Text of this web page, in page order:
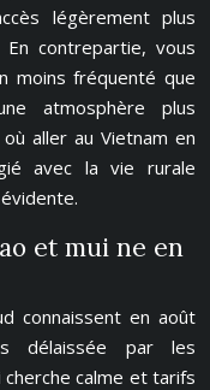
légèrement plus
En contrepartie, vous
moins fréquenté que
atmosphère plus
aller au Vietnam en
avec la vie rurale
et mui ne en
connaissent en août
délaissée par les
calme et tarifs